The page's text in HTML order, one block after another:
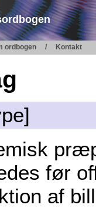
ordbogen Kontakt
før
af